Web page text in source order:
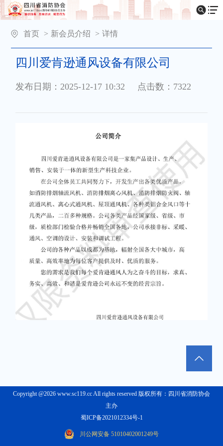
首页 > 新会员介绍 > 详情
四川爱肯逊通风设备有限公司
发布日期：2025-12-17 10:32 点击数：7322
Copyright @2026 www.sc119.cc All rights reserved 版权所有：四川省消防协会
主办
蜀ICP备2021012334号-1
川公网安备 51010402001249号